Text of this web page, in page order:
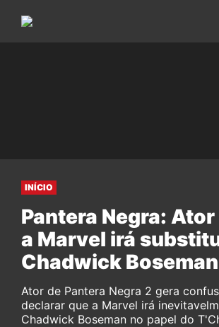
INÍCIO
Pantera Negra:
a Marvel irá
Chadwick Boseman
Ator de Pantera Negra 2 gera
declarar que a Marvel irá
Chadwick Boseman no papel do